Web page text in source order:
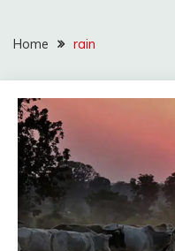
Home rain